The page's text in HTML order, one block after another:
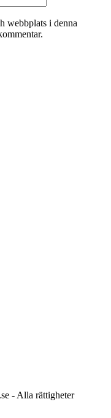
webbplats i denna
- Alla rättigheter